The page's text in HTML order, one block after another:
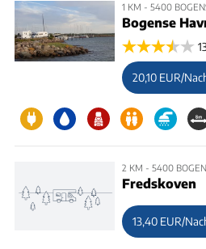
1 KM - 5400
Bogense
20,10 EUR/
2 KM - 5400
Fredskoven
13,40 EUR/